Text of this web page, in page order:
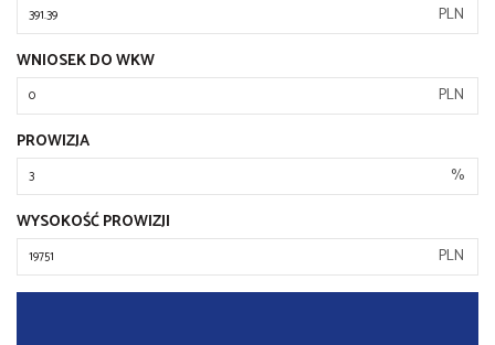
PLN
WNIOSEK DO WKW
PLN
PROWIZJA
%
WYSOKOŚĆ PROWIZJI
PLN